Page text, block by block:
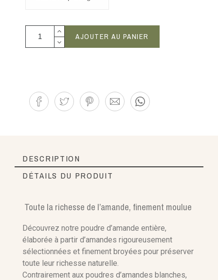
AJOUTER AU PANIER
DESCRIPTION
DÉTAILS DU PRODUIT
Toute la richesse de l’amande, finement moulue
Découvrez notre poudre d’amande entière,
élaborée à partir d’amandes rigoureusement
sélectionnées et finement broyées pour préserver
toute leur richesse naturelle.
Contrairement aux poudres d’amandes blanches,